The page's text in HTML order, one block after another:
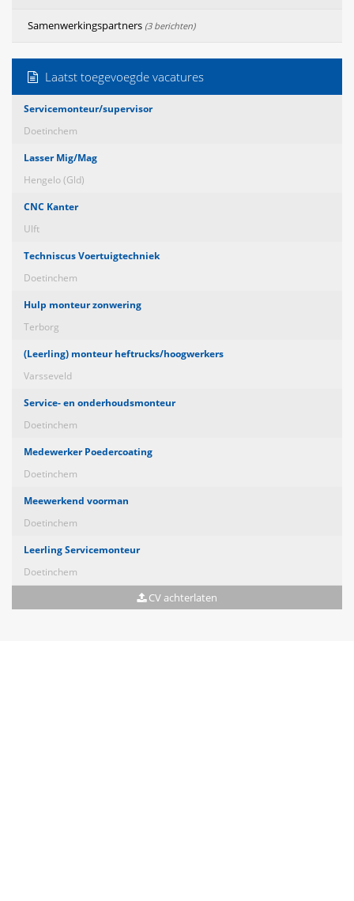
Samenwerkingspartners (3 berichten)
Laatst toegevoegde vacatures
Servicemonteur/supervisor
Doetinchem
Lasser Mig/Mag
Hengelo (Gld)
CNC Kanter
Ulft
Techniscus Voertuigtechniek
Doetinchem
Hulp monteur zonwering
Terborg
(Leerling) monteur heftrucks/hoogwerkers
Varsseveld
Service- en onderhoudsmonteur
Doetinchem
Medewerker Poedercoating
Doetinchem
Meewerkend voorman
Doetinchem
Leerling Servicemonteur
Doetinchem
CV achterlaten